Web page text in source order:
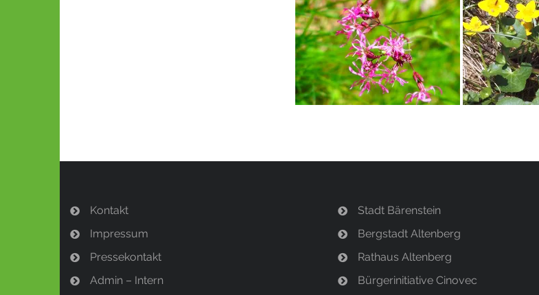
Kontakt
Impressum
Pressekontakt
Admin – Intern
Stadt Bärenstein
Bergstadt Altenberg
Rathaus Altenberg
Bürgerinitiative Cinovec